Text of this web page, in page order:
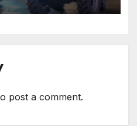
post a comment.